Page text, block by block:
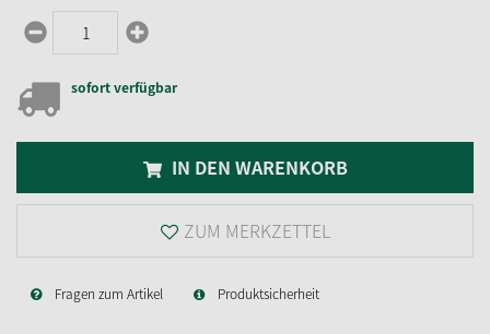
sofort verfügbar
IN DEN WARENKORB
ZUM MERKZETTEL
Fragen zum Artikel Produktsicherheit